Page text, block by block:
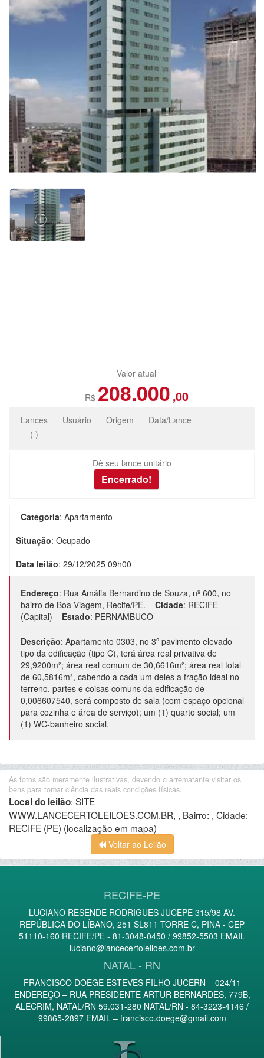
Valor atual
R$ 208.000 ,00
Lances
( )
Usuário Origem Data/Lance
Dê seu lance unitário
Categoria: Apartamento
Situação: Ocupado
Data leilão: 29/12/2025 09h00
Endereço: Rua Amália Bernardino de Souza, nº 600, no
bairro de Boa Viagem, Recife/PE.
Cidade: RECIFE
(Capital)
Estado: PERNAMBUCO
Descrição: Apartamento 0303, no 3º pavimento elevado
tipo da edificação (tipo C), terá área real privativa de
29,9200m²; área real comum de 30,6616m²; área real total
de 60,5816m², cabendo a cada um deles a fração ideal no
terreno, partes e coisas comuns da edificação de
0,006607540, será composto de sala (com espaço opcional
para cozinha e área de serviço); um (1) quarto social; um
(1) WC-banheiro social.
As fotos são meramente ilustrativas, devendo o arrematante visitar os
bens para tomar ciência das reais condições físicas.
Local do leilão: SITE
WWW.LANCECERTOLEILOES.COM.BR, , Bairro: , Cidade:
RECIFE (PE) (localização em mapa)
Voltar ao Leilão
RECIFE-PE
LUCIANO RESENDE RODRIGUES JUCEPE 315/98 AV.
REPÚBLICA DO LÍBANO, 251 SL811 TORRE C, PINA - CEP
51110-160 RECIFE/PE - 81-3048-0450 / 99852-5503 EMAIL
luciano@lancecertoleiloes.com.br
NATAL - RN
FRANCISCO DOEGE ESTEVES FILHO JUCERN – 024/11
ENDEREÇO – RUA PRESIDENTE ARTUR BERNARDES, 779B,
ALECRIM, NATAL/RN 59.031-280 NATAL/RN - 84-3223-4146 /
99865-2897 EMAIL – francisco.doege@gmail.com